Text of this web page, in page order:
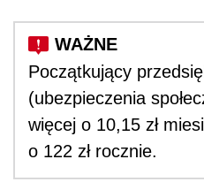
Początkujący
(ubezpieczenia
więcej o 10,15 zł
o 122 zł rocznie.